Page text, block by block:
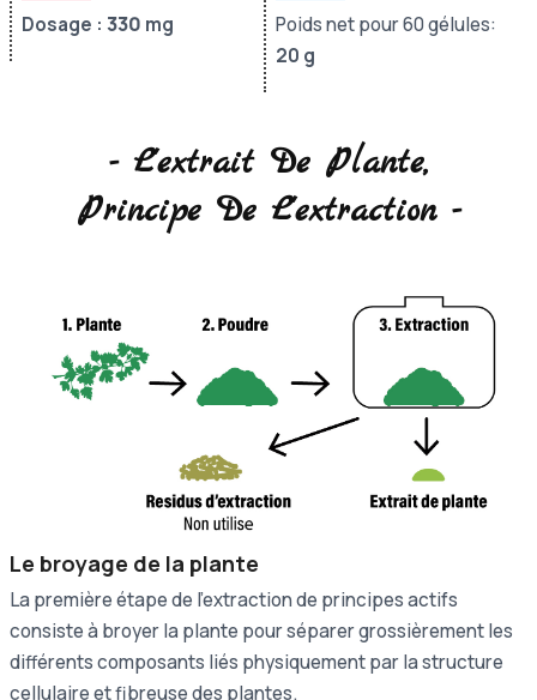
Dosage : 330 mg
Poids net pour 60 gélules:
20 g
- L'extrait De Plante,
Principe De L'extraction -
Le broyage de la plante
La première étape de l'extraction de principes actifs
consiste à broyer la plante pour séparer grossièrement les
différents composants liés physiquement par la structure
cellulaire et fibreuse des plantes.